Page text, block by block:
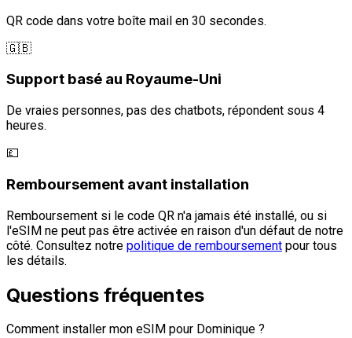
QR code dans votre boîte mail en 30 secondes.
🇬🇧
Support basé au Royaume-Uni
De vraies personnes, pas des chatbots, répondent sous 4
heures.
💷
Remboursement avant installation
Remboursement si le code QR n'a jamais été installé, ou si
l'eSIM ne peut pas être activée en raison d'un défaut de notre
côté. Consultez notre politique de remboursement pour tous
les détails.
Questions fréquentes
Comment installer mon eSIM pour Dominique ?